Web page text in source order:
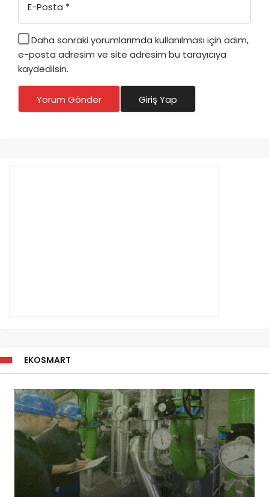
E-Posta *
Daha sonraki yorumlarımda kullanılması için adım,
e-posta adresim ve site adresim bu tarayıcıya
kaydedilsin.
Yorum Gönder Giriş Yap
EKOSMART